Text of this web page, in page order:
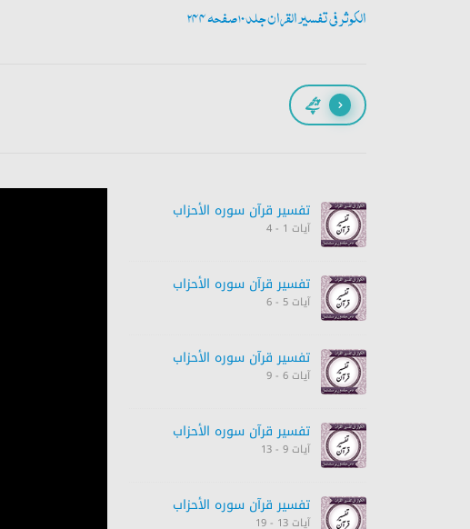
الکوثر فی تفسیر القران جلد 10 صفحہ 244
پیچھے
تفسیر قرآن سورہ ‎الأحزاب‎
آیات 1 - 4
تفسیر قرآن سورہ ‎الأحزاب‎
آیات 5 - 6
تفسیر قرآن سورہ ‎الأحزاب‎
آیات 6 - 9
تفسیر قرآن سورہ ‎الأحزاب‎
آیات 9 - 13
تفسیر قرآن سورہ ‎الأحزاب‎
آیات 13 - 19